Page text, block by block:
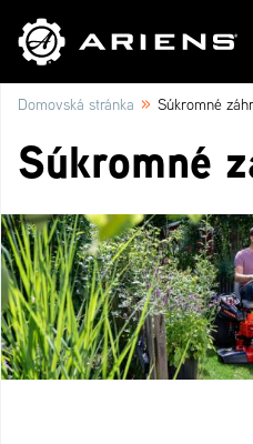
Domovská stránka » Súkromné
Súkromné